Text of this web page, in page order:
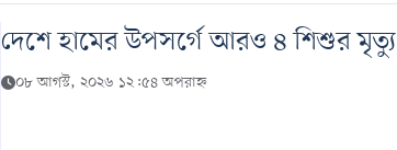
দেশে হামের উপসর্গে আরও ৪ শিশুর
০৮ আগস্ট, ২০২৬ ১২:৫৪ অপরাহ্ন